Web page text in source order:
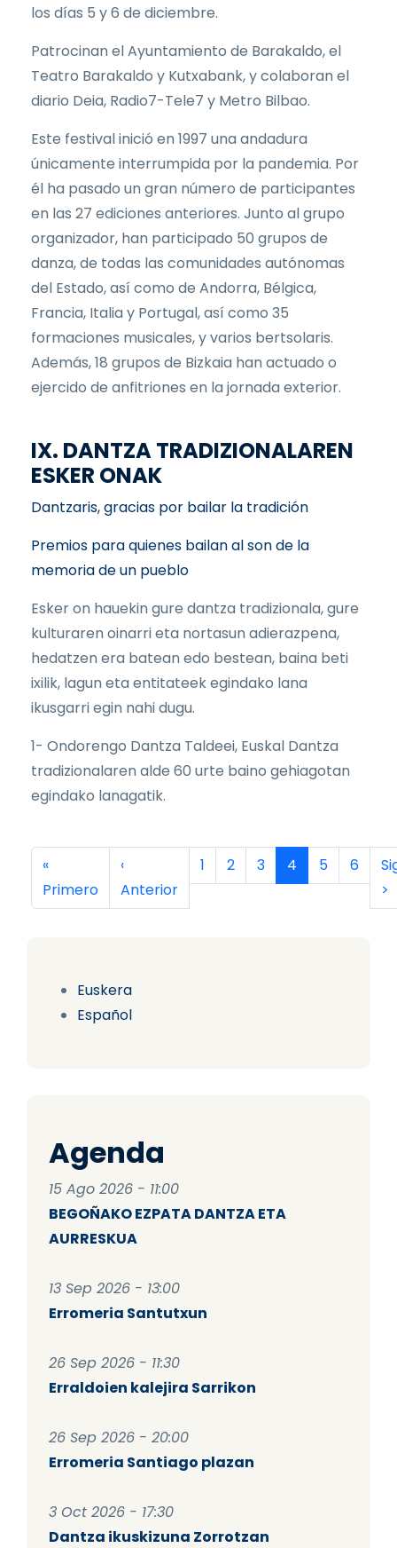
Euskera
Español
Agenda
15 Ago 2026 - 11:00
BEGOÑAKO EZPATA DANTZA ETA
AURRESKUA
13 Sep 2026 - 13:00
Erromeria Santutxun
26 Sep 2026 - 11:30
Erraldoien kalejira Sarrikon
26 Sep 2026 - 20:00
Erromeria Santiago plazan
3 Oct 2026 - 17:30
Dantza ikuskizuna Zorrotzan
los días 5 y 6 de diciembre.
Patrocinan el Ayuntamiento de Barakaldo, el
Teatro Barakaldo y Kutxabank, y colaboran el
diario Deia, Radio7-Tele7 y Metro Bilbao.
Este festival inició en 1997 una andadura
únicamente interrumpida por la pandemia. Por
él ha pasado un gran número de participantes
en las 27 ediciones anteriores. Junto al grupo
organizador, han participado 50 grupos de
danza, de todas las comunidades autónomas
del Estado, así como de Andorra, Bélgica,
Francia, Italia y Portugal, así como 35
formaciones musicales, y varios bertsolaris.
Además, 18 grupos de Bizkaia han actuado o
ejercido de anfitriones en la jornada exterior.
IX. DANTZA TRADIZIONALAREN
ESKER ONAK
Dantzaris, gracias por bailar la tradición
Premios para quienes bailan al son de la
memoria de un pueblo
Esker on hauekin gure dantza tradizionala, gure
kulturaren oinarri eta nortasun adierazpena,
hedatzen era batean edo bestean, baina beti
ixilik, lagun eta entitateek egindako lana
ikusgarri egin nahi dugu.
1- Ondorengo Dantza Taldeei, Euskal Dantza
tradizionalaren alde 60 urte baino gehiagotan
egindako lanagatik.
Paginación
Primera página
«
Primero
Página anterior
‹
Anterior
Página
1 Página
2 Página
3 Página actual
4 Página
5 Página
6
>